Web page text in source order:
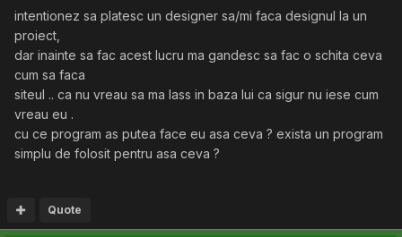
intentionez sa platesc un designer sa/mi faca designul la un
proiect,
dar inainte sa fac acest lucru ma gandesc sa fac o schita ceva
cum sa faca
siteul .. ca nu vreau sa ma lass in baza lui ca sigur nu iese cum
vreau eu .
cu ce program as putea face eu asa ceva ? exista un program
simplu de folosit pentru asa ceva ?
Quote